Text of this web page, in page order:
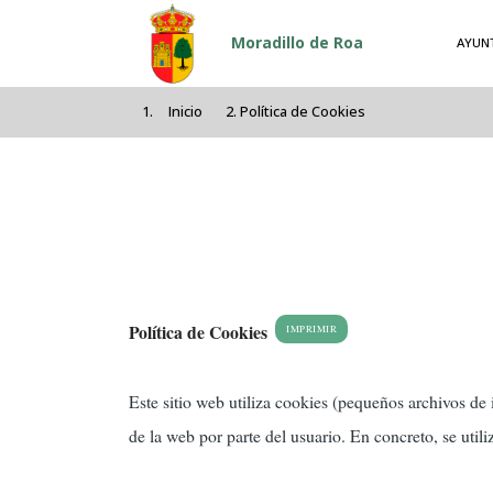
Pasar al contenido principal
Moradillo de Roa
Inicio Política de Cookies
Política de Cookies IMPRIMIR
Este sitio web utiliza cookies (pequeños archivos
de la web por parte del usuario. En concreto, se